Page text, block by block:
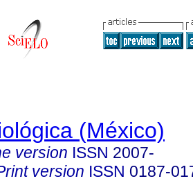
(México)
version ISSN 2007-
version ISSN 0187-